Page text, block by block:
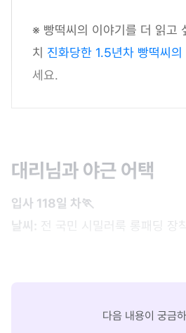
※ 빵떡씨의 이야기를 더 읽고
치 진화당한 1.5년차 빵떡씨의
세요.
대리님과 야근 어택
입사 118일 차🏃
날씨: 전 국민 시밀러룩 롱패딩 장
다음 내용이 궁금